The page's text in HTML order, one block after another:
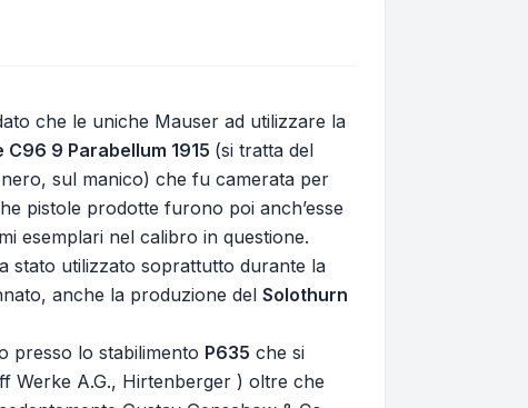
che le uniche Mauser ad utilizzare la
9 Parabellum 1915 (si tratta del
sul manico) che fu camerata per
pistole prodotte furono poi anch’esse
esemplari nel calibro in questione.
stato utilizzato soprattutto durante la
anche la produzione del Solothurn
presso lo stabilimento P635 che si
Werke A.G., Hirtenberger ) oltre che